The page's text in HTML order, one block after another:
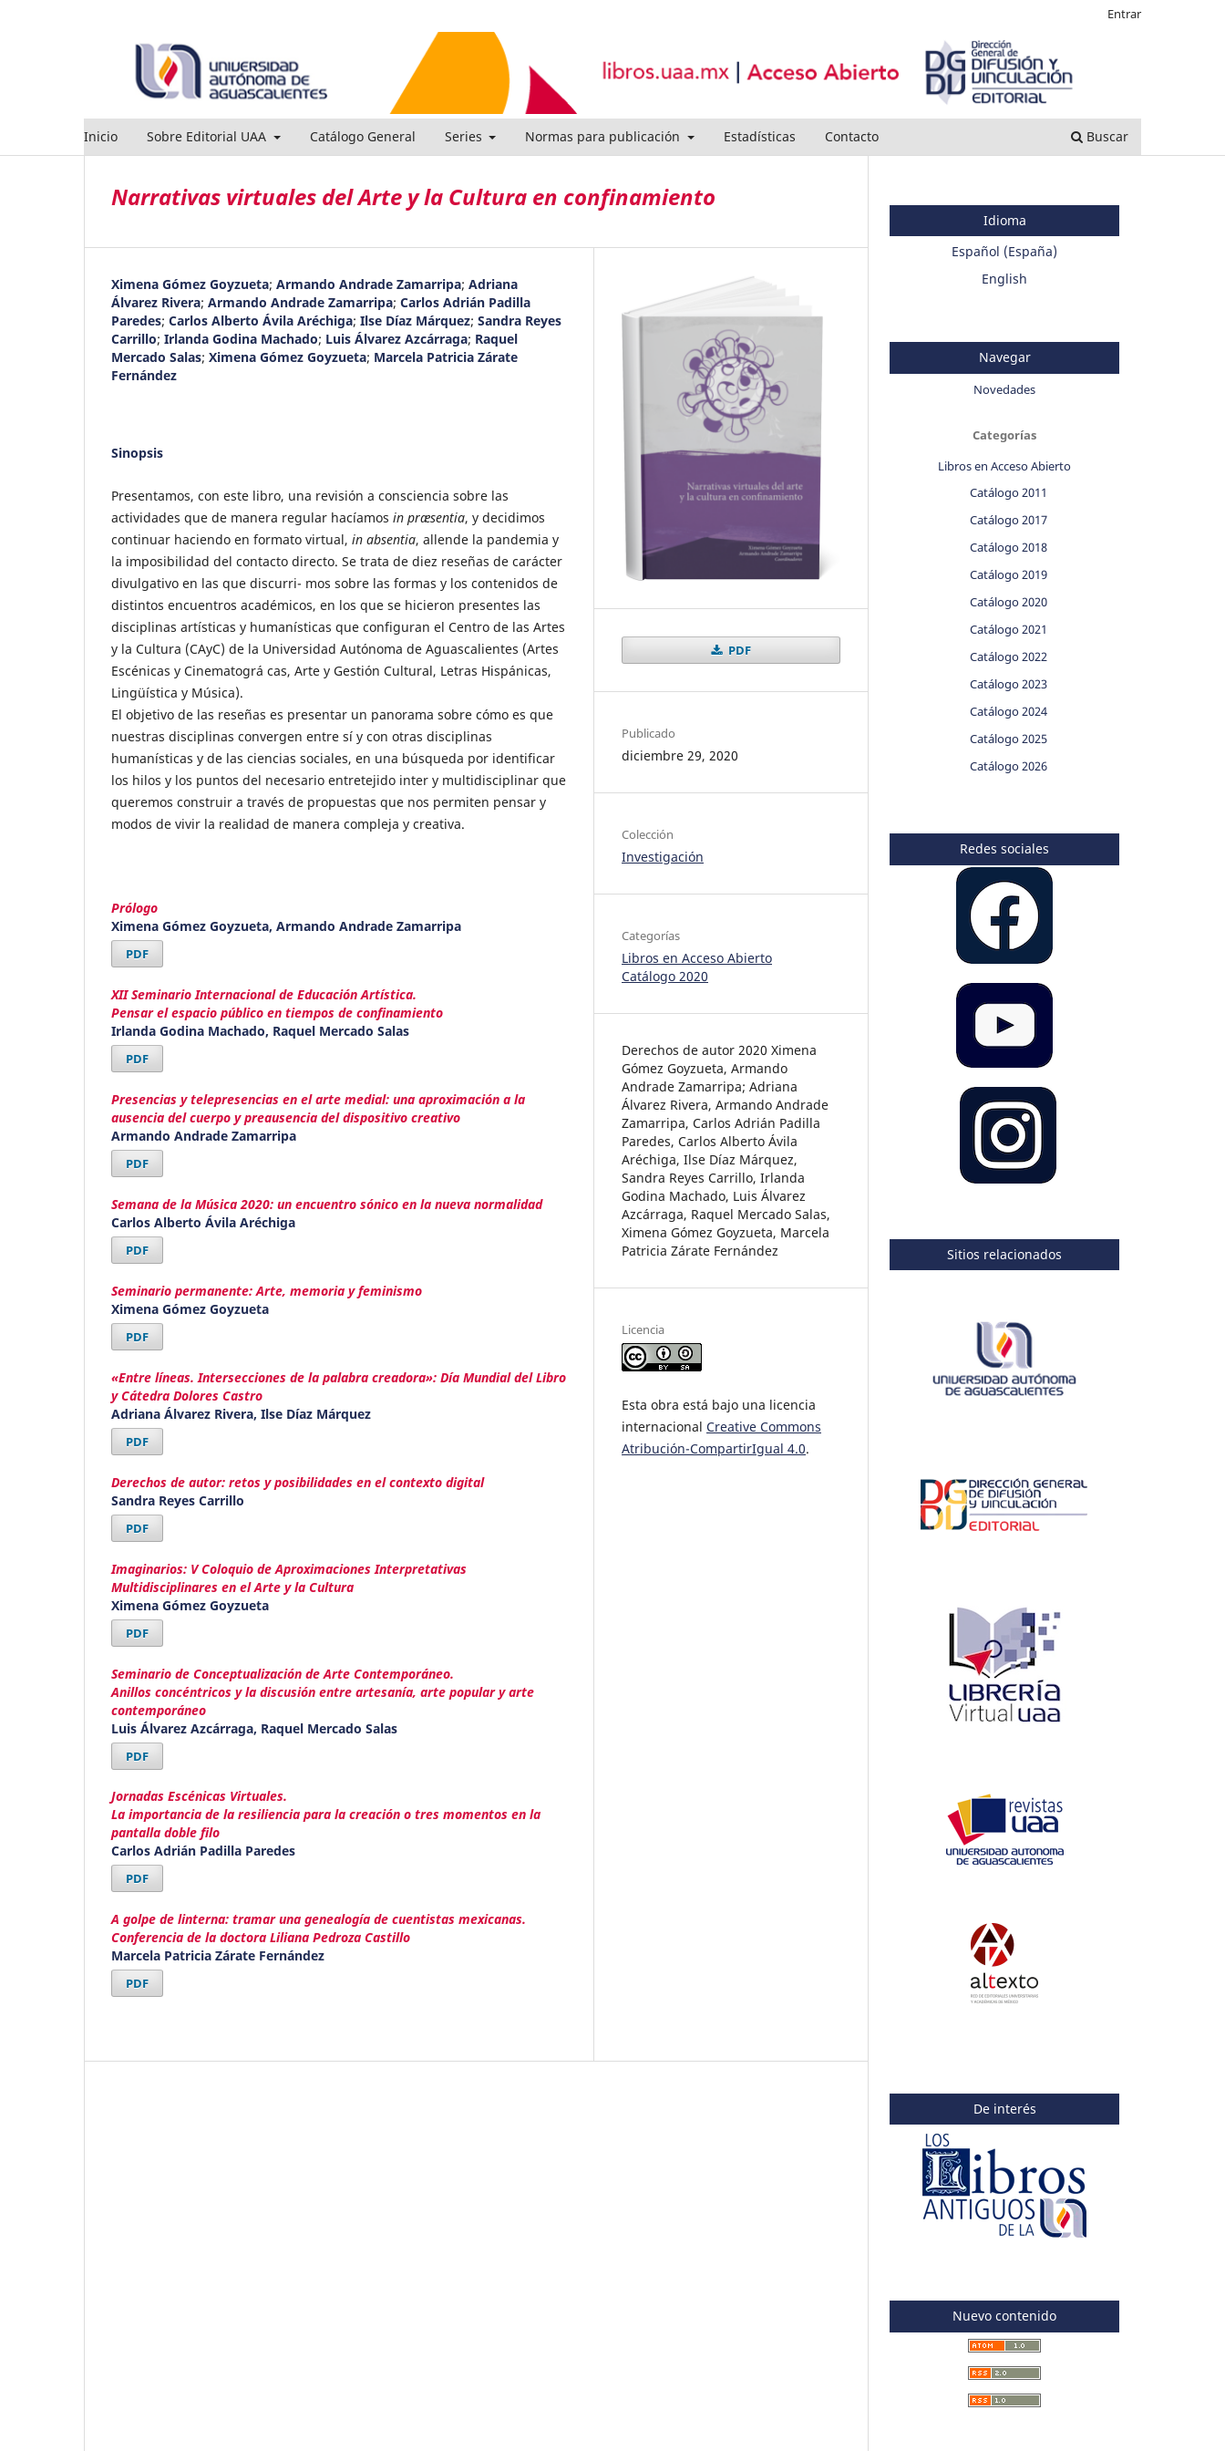
Inicio Sobre Editorial UAA Catálogo General Series Normas para publicación Estadísticas Contacto Buscar
Entrar
Narrativas virtuales del Arte y la Cultura en confinamiento
Ximena Gómez Goyzueta; Armando Andrade Zamarripa; Adriana
Álvarez Rivera; Armando Andrade Zamarripa; Carlos Adrián Padilla
Paredes; Carlos Alberto Ávila Aréchiga; Ilse Díaz Márquez; Sandra Reyes
Carrillo; Irlanda Godina Machado; Luis Álvarez Azcárraga; Raquel
Mercado Salas; Ximena Gómez Goyzueta; Marcela Patricia Zárate
Fernández
Sinopsis
Presentamos, con este libro, una revisión a consciencia sobre las
actividades que de manera regular hacíamos in præsentia, y decidimos
continuar haciendo en formato virtual, in absentia, allende la pandemia y
la imposibilidad del contacto directo. Se trata de diez reseñas de carácter
divulgativo en las que discurri- mos sobre las formas y los contenidos de
distintos encuentros académicos, en los que se hicieron presentes las
disciplinas artísticas y humanísticas que configuran el Centro de las Artes
y la Cultura (CAyC) de la Universidad Autónoma de Aguascalientes (Artes
Escénicas y Cinematográ cas, Arte y Gestión Cultural, Letras Hispánicas,
Lingüística y Música).
El objetivo de las reseñas es presentar un panorama sobre cómo es que
nuestras disciplinas convergen entre sí y con otras disciplinas
humanísticas y de las ciencias sociales, en una búsqueda por identificar
los hilos y los puntos del necesario entretejido inter y multidisciplinar que
queremos construir a través de propuestas que nos permiten pensar y
modos de vivir la realidad de manera compleja y creativa.
Prólogo
Ximena Gómez Goyzueta, Armando Andrade Zamarripa
PDF
XII Seminario Internacional de Educación Artística.
Pensar el espacio público en tiempos de confinamiento
Irlanda Godina Machado, Raquel Mercado Salas
PDF
Presencias y telepresencias en el arte medial: una aproximación a la
ausencia del cuerpo y preausencia del dispositivo creativo
Armando Andrade Zamarripa
PDF
Semana de la Música 2020: un encuentro sónico en la nueva normalidad
Carlos Alberto Ávila Aréchiga
PDF
Seminario permanente: Arte, memoria y feminismo
Ximena Gómez Goyzueta
PDF
«Entre líneas. Intersecciones de la palabra creadora»: Día Mundial del Libro
y Cátedra Dolores Castro
Adriana Álvarez Rivera, Ilse Díaz Márquez
PDF
Derechos de autor: retos y posibilidades en el contexto digital
Sandra Reyes Carrillo
PDF
Imaginarios: V Coloquio de Aproximaciones Interpretativas
Multidisciplinares en el Arte y la Cultura
Ximena Gómez Goyzueta
PDF
Seminario de Conceptualización de Arte Contemporáneo.
Anillos concéntricos y la discusión entre artesanía, arte popular y arte
contemporáneo
Luis Álvarez Azcárraga, Raquel Mercado Salas
PDF
Jornadas Escénicas Virtuales.
La importancia de la resiliencia para la creación o tres momentos en la
pantalla doble filo
Carlos Adrián Padilla Paredes
PDF
A golpe de linterna: tramar una genealogía de cuentistas mexicanas.
Conferencia de la doctora Liliana Pedroza Castillo
Marcela Patricia Zárate Fernández
PDF
PDF
Publicado
diciembre 29, 2020
Colección
Investigación
Categorías
Libros en Acceso Abierto
Catálogo 2020
Derechos de autor 2020 Ximena
Gómez Goyzueta, Armando
Andrade Zamarripa; Adriana
Álvarez Rivera, Armando Andrade
Zamarripa, Carlos Adrián Padilla
Paredes, Carlos Alberto Ávila
Aréchiga, Ilse Díaz Márquez,
Sandra Reyes Carrillo, Irlanda
Godina Machado, Luis Álvarez
Azcárraga, Raquel Mercado Salas,
Ximena Gómez Goyzueta, Marcela
Patricia Zárate Fernández
Licencia
Esta obra está bajo una licencia
internacional Creative Commons
Atribución-CompartirIgual 4.0.
Idioma
Español (España)
English
Navegar
Novedades
Categorías
Libros en Acceso Abierto
Catálogo 2011
Catálogo 2017
Catálogo 2018
Catálogo 2019
Catálogo 2020
Catálogo 2021
Catálogo 2022
Catálogo 2023
Catálogo 2024
Catálogo 2025
Catálogo 2026
Redes sociales
Sitios relacionados
De interés
Nuevo contenido